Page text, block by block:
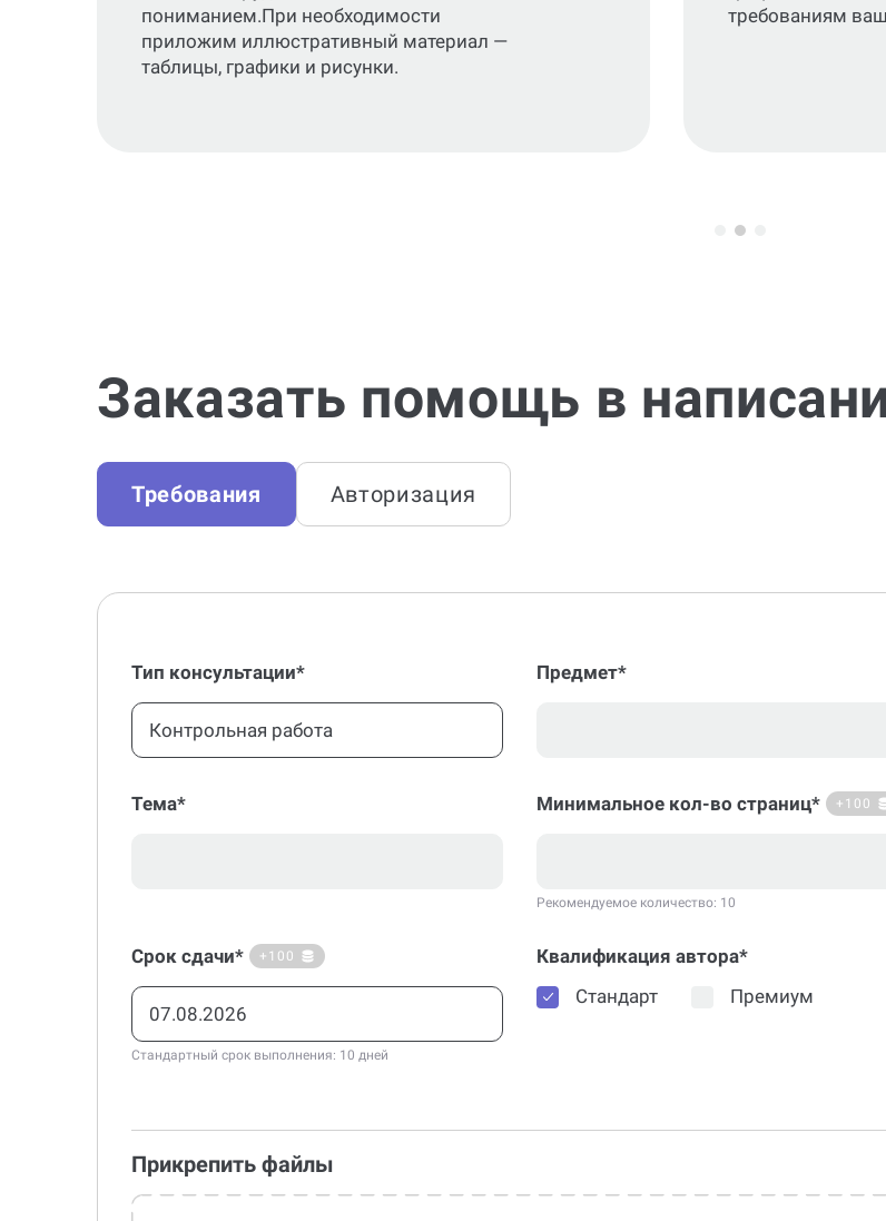
пониманием.При необходимости
приложим иллюстративный материал —
таблицы, графики и рисунки.
требованиям
Заказать помощь в
Требования Авторизация
Тип консультации*
Контрольная работа
Предмет*
Тема* Минимальное кол-во страниц* +100
Рекомендуемое количество: 10
Срок сдачи* +100
Стандартный срок выполнения: 10 дней
Квалификация автора*
Стандарт
Премиум
Прикрепить файлы